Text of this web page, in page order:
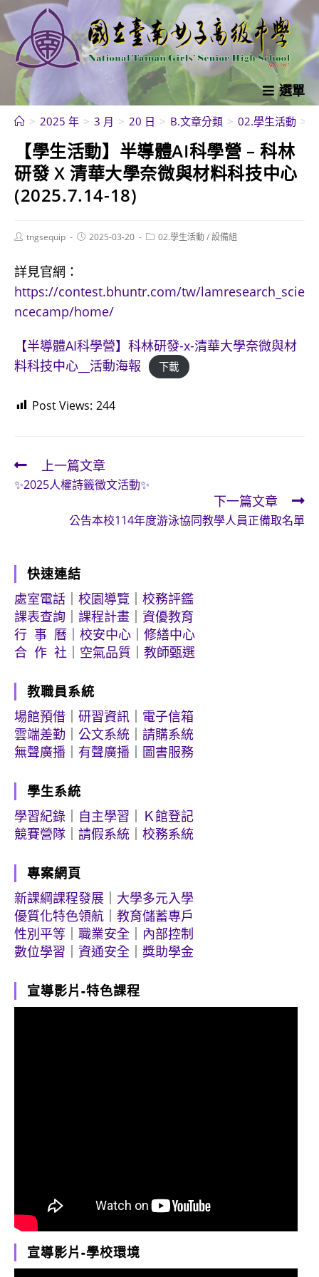
跳
轉
至
內
選單
> 2025 年 > 3 月 > 20 日 > B.文章分類 > 02.學生活動 >
【學生活動】半導體AI科學營 – 科林
研發 X 清華大學奈微與材料科技中心
(2025.7.14-18)
Posttngsequip
Post2025-03-20
Post02.學生活動/設備組
詳見官網：
https://contest.bhuntr.com/tw/lamresearch_scie
ncecamp/home/
【半導體AI科學營】科林研發-x-清華大學奈微與材
料科技中心__活動海報
下載
Post Views: 244
Read
more
上一篇文章
✨2025人權詩籤徵文活動✨
下一篇文章
公告本校114年度游泳協同教學人員正備取名單
快速連結
處室電話
校園導覽
校務評鑑
課表查詢
課程計畫
資優教育
行 事 曆
校安中心
修繕中心
合 作 社
空氣品質 教師甄選
教職員系統
場館預借
研習資訊
電子信箱
雲端差勤
公文系統
請購系統
無聲廣播
有聲廣播 圖書服務
學生系統
學習紀錄
自主學習
Ｋ館登記
競賽營隊
請假系統 校務系統
專案網頁
新課綱課程發展
大學多元入學
優質化特色領航
教育儲蓄專戶
性別平等
職業安全
內部控制
數位學習
資通安全 獎助學金
宣導影片-特色課程
宣導影片-學校環境